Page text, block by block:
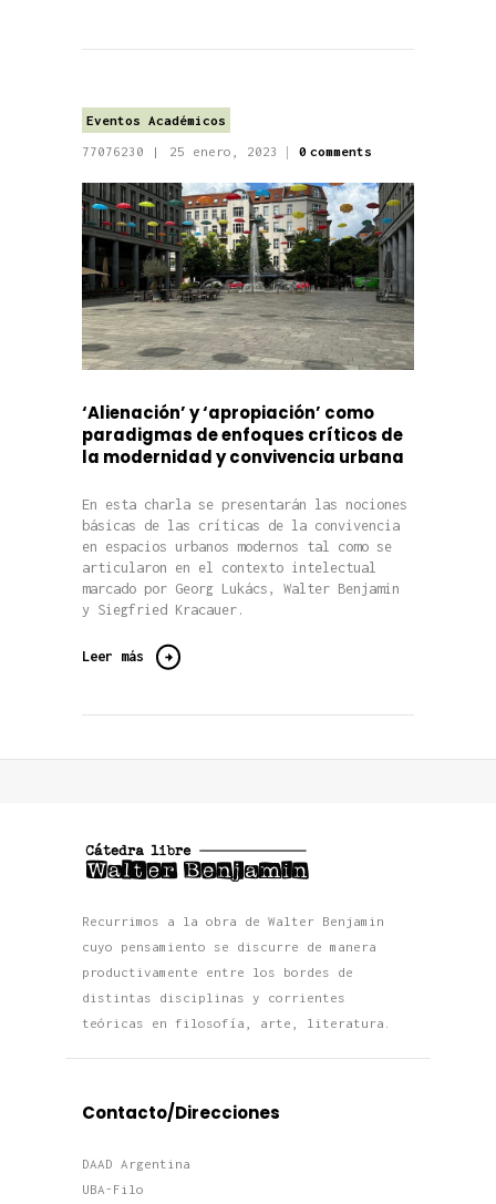
Eventos Académicos
77076230 25 enero, 2023 0 comments
‘Alienación’ y ‘apropiación’ como
paradigmas de enfoques críticos de
la modernidad y convivencia urbana
En esta charla se presentarán las nociones
básicas de las críticas de la convivencia
en espacios urbanos modernos tal como se
articularon en el contexto intelectual
marcado por Georg Lukács, Walter Benjamin
y Siegfried Kracauer.
Leer más
Recurrimos a la obra de Walter Benjamin
cuyo pensamiento se discurre de manera
productivamente entre los bordes de
distintas disciplinas y corrientes
teóricas en filosofía, arte, literatura.
Contacto/Direcciones
DAAD Argentina
UBA-Filo